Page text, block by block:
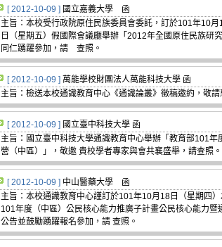
[ 2012-10-09 ] 國立嘉義大學 函
主旨：本校受行政院原住民族委員會委託，訂於101年10
日（星期五）假國際會議廳舉辦「2012年全國原住民族
同仁踴躍參加，請 查照。
[ 2012-10-09 ] 萬能學校財團法人萬能科技大學 函
主旨：檢送本校通識教育中心《通識論叢》徵稿邀約，敬
[ 2012-10-09 ] 國立臺中科技大學 函
主旨：國立臺中科技大學通識教育中心舉辦「教育部101
營（中區）」，敬邀 貴校學者專家與會共襄盛舉，請查照。
[ 2012-10-09 ] 中山醫藥大學 函
主旨：本校通識教育中心謹訂於101年10月18日（星期四
101年度（中區）公民核心能力推廣子計畫公民核心能力
公告並鼓勵踴躍報名參加，請 查照。